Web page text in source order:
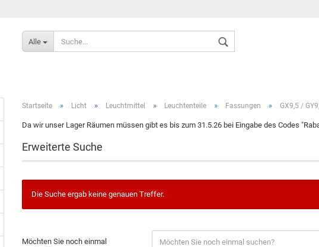
Alle
Startseite » Licht » Leuchtmittel » Leuchtenteile » Fassungen » GX9,5 /
Da wir unser Lager Räumen müssen gibt es bis zum 31.5.26 bei Eingabe des Codes
Erweiterte Suche
Die Suche ergab keine genauen Treffer.
Möchten Sie noch einmal